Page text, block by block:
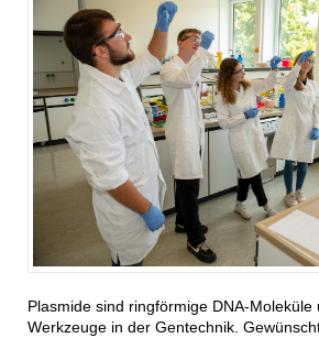
Plasmide sind ringförmige DNA-Moleküle
Werkzeuge in der Gentechnik.